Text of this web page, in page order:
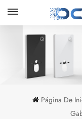
Página De